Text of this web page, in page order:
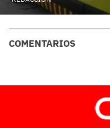
COMENTARIOS